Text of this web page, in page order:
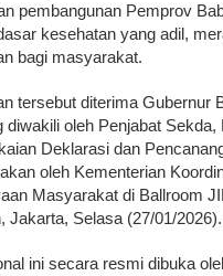
pembangunan Pemprov
kesehatan yang adil,
bagi masyarakat.
tersebut diterima Gubernur
diwakili oleh Penjabat Sekda,
Deklarasi dan
oleh Kementerian
Masyarakat di Ballroom
Jakarta, Selasa (27/01/2026).
ini secara resmi dibuka